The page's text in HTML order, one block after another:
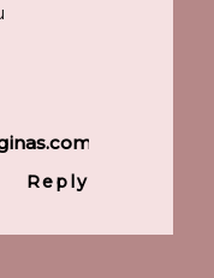
Reply